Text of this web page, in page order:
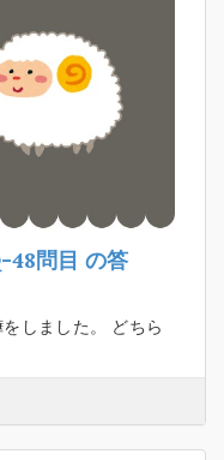
48問目 の答
しました。 どちら